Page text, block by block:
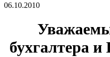
06.10.2010
бухгалтера и